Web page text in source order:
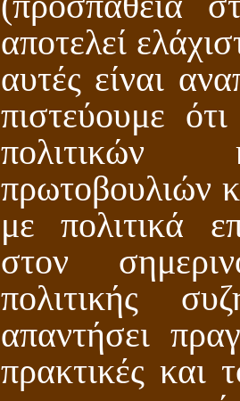
αποτελεί
αυτές είναι
πιστεύουμε
πολιτικών
πρωτοβουλιών
με πολιτικά
στον
πολιτικής
απαντήσει
πρακτικές και